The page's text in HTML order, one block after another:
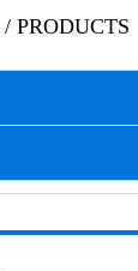
/ PRODUCTS